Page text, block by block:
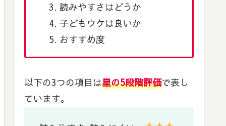
読みやすさはどうか
子どもウケは良いか
おすすめ度
以下の3つの項目は星の5段階評価で表し
ています。